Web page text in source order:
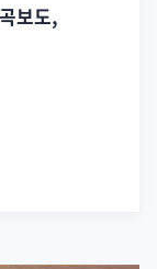
보도,